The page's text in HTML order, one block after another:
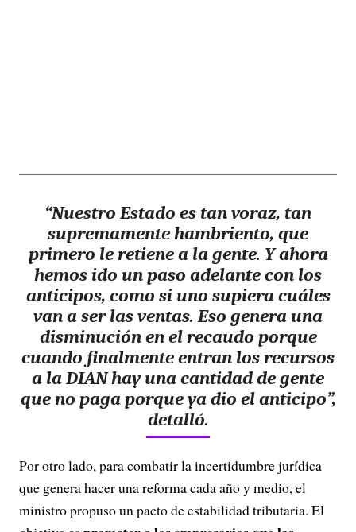
“Nuestro Estado es tan voraz, tan
supremamente hambriento, que
primero le retiene a la gente. Y ahora
hemos ido un paso adelante con los
anticipos, como si uno supiera cuáles
van a ser las ventas. Eso genera una
disminución en el recaudo porque
cuando finalmente entran los recursos
a la DIAN hay una cantidad de gente
que no paga porque ya dio el anticipo”,
detalló.
Por otro lado, para combatir la incertidumbre jurídica
que genera hacer una reforma cada año y medio, el
ministro propuso un pacto de estabilidad tributaria. El